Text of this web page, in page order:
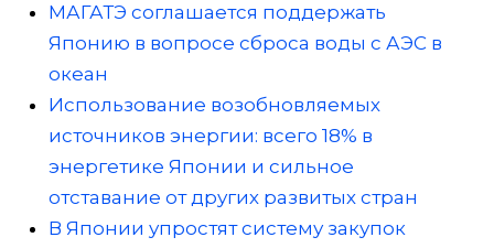
МАГАТЭ соглашается поддержать
Японию в вопросе сброса воды с АЭС в
океан
Использование возобновляемых
источников энергии: всего 18% в
энергетике Японии и сильное
отставание от других развитых стран
В Японии упростят систему закупок